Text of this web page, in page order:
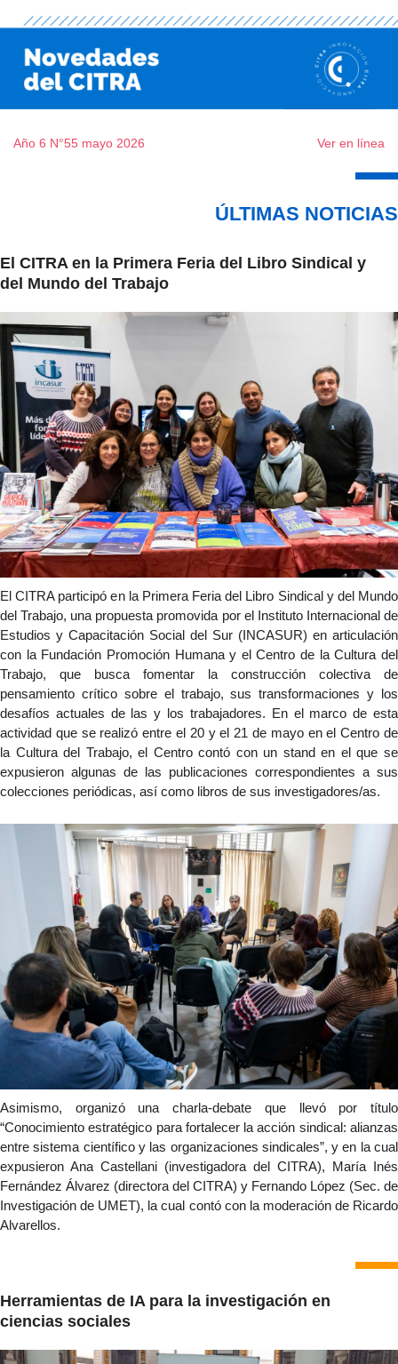
Año 6 N°55 mayo 2026 Ver en línea
ÚLTIMAS NOTICIAS
El CITRA en la Primera Feria del Libro Sindical y
del Mundo del Trabajo
El CITRA participó en la Primera Feria del Libro Sindical y del Mundo
del Trabajo, una propuesta promovida por el Instituto Internacional de
Estudios y Capacitación Social del Sur (INCASUR) en articulación
con la Fundación Promoción Humana y el Centro de la Cultura del
Trabajo, que busca fomentar la construcción colectiva de
pensamiento crítico sobre el trabajo, sus transformaciones y los
desafíos actuales de las y los trabajadores. En el marco de esta
actividad que se realizó entre el 20 y el 21 de mayo en el Centro de
la Cultura del Trabajo, el Centro contó con un stand en el que se
expusieron algunas de las publicaciones correspondientes a sus
colecciones periódicas, así como libros de sus investigadores/as.
Asimismo, organizó una charla-debate que llevó por título
“Conocimiento estratégico para fortalecer la acción sindical: alianzas
entre sistema científico y las organizaciones sindicales”, y en la cual
expusieron Ana Castellani (investigadora del CITRA), María Inés
Fernández Álvarez (directora del CITRA) y Fernando López (Sec. de
Investigación de UMET), la cual contó con la moderación de Ricardo
Alvarellos.
Herramientas de IA para la investigación en
ciencias sociales